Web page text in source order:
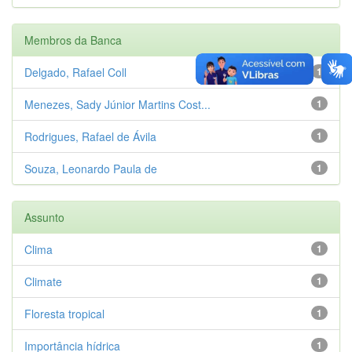
Membros da Banca
1
Delgado, Rafael Coll
1
Menezes, Sady Júnior Martins Cost...
1
Rodrigues, Rafael de Ávila
1
Souza, Leonardo Paula de
Assunto
1
Clima
1
Climate
1
Floresta tropical
1
Importância hídrica